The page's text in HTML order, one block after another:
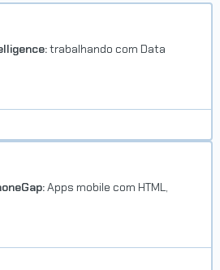
trabalhando com Data
Apps mobile com HTML,